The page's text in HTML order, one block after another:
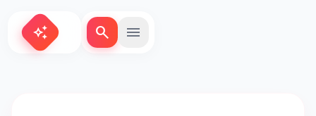
auto_awesome search menu